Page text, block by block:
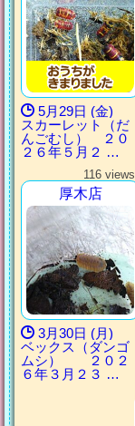
5月29日 (金)
スカーレット（だ
んごむし） ２０
２６年５月２ …
116 views
厚木店
3月30日 (月)
ベックス（ダンゴ
ムシ） ２０２
６年３月２３ …